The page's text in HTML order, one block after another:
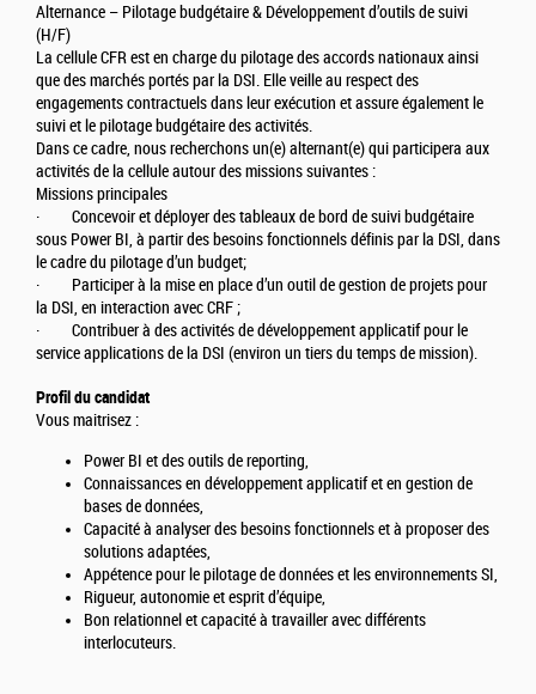
Alternance – Pilotage budgétaire & Développement d’outils de suivi
(H/F)
La cellule CFR est en charge du pilotage des accords nationaux ainsi
que des marchés portés par la DSI. Elle veille au respect des
engagements contractuels dans leur exécution et assure également le
suivi et le pilotage budgétaire des activités.
Dans ce cadre, nous recherchons un(e) alternant(e) qui participera aux
activités de la cellule autour des missions suivantes :
Missions principales
· Concevoir et déployer des tableaux de bord de suivi budgétaire
sous Power BI, à partir des besoins fonctionnels définis par la DSI, dans
le cadre du pilotage d’un budget;
· Participer à la mise en place d’un outil de gestion de projets pour
la DSI, en interaction avec CRF ;
· Contribuer à des activités de développement applicatif pour le
service applications de la DSI (environ un tiers du temps de mission).
Profil du candidat
Vous maitrisez :
Power BI et des outils de reporting,
Connaissances en développement applicatif et en gestion de
bases de données,
Capacité à analyser des besoins fonctionnels et à proposer des
solutions adaptées,
Appétence pour le pilotage de données et les environnements SI,
Rigueur, autonomie et esprit d’équipe,
Bon relationnel et capacité à travailler avec différents
interlocuteurs.